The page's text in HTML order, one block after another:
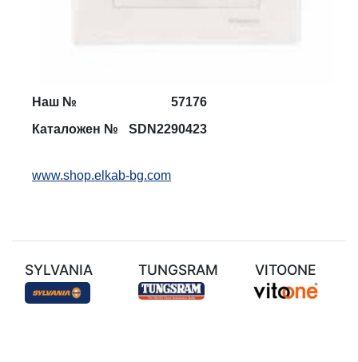
Наш №
57176
Каталожен №
SDN2290423
www.shop.elkab-bg.com
SYLVANIA TUNGSRAM VITOONE